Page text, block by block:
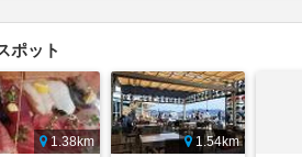
ポット
1.38km
1.54km